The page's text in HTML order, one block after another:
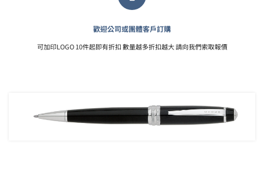
歡迎公司或團體客戶訂購
可加印LOGO 10件起即有折扣 數量越多折扣越大 請向我們索取報價